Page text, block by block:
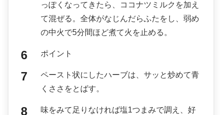
っぽくなってきたら、ココナツミルクを加え
て混ぜる。全体がなじんだらふたをし、弱め
の中火で5分間ほど煮て火を止める。
ポイント
ペースト状にしたハーブは、サッと炒めて青
くささをとばす。
味をみて足りなければ塩1つまみで調え、好